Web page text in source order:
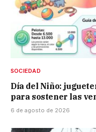
SOCIEDAD
Día del Niño:
para sostener las
6 de agosto de 2026